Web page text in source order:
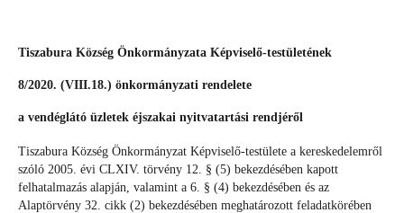
Tiszabura Község Önkormányzata Képviselő-testületének
8/2020. (VIII.18.) önkormányzati rendelete
a vendéglátó üzletek éjszakai nyitvatartási rendjéről
Tiszabura Község Önkormányzat Képviselő-testülete a kereskedelemről
szóló 2005. évi CLXIV. törvény 12. § (5) bekezdésében kapott
felhatalmazás alapján, valamint a 6. § (4) bekezdésében és az
Alaptörvény 32. cikk (2) bekezdésében meghatározott feladatkörében